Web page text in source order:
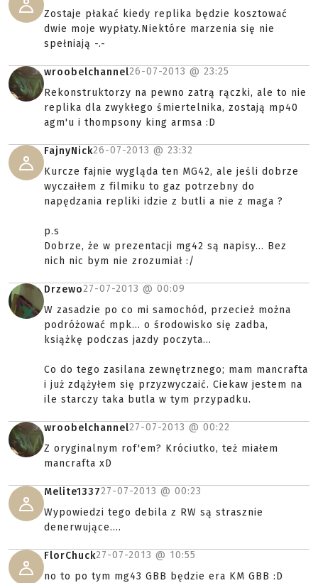
Zostaje płakać kiedy replika będzie kosztować
dwie moje wypłaty.Niektóre marzenia się nie
spełniają -.-
wroobelchannel26-07-2013 @ 23:25
Rekonstruktorzy na pewno zatrą rączki, ale to nie
replika dla zwykłego śmiertelnika, zostają mp40
agm'u i thompsony king armsa :D
FajnyNick26-07-2013 @ 23:32
Kurcze fajnie wygląda ten MG42, ale jeśli dobrze
wyczaiłem z filmiku to gaz potrzebny do
napędzania repliki idzie z butli a nie z maga ?
p.s
Dobrze, że w prezentacji mg42 są napisy... Bez
nich nic bym nie zrozumiał :/
Drzewo27-07-2013 @ 00:09
W zasadzie po co mi samochód, przecież można
podróżować mpk... o środowisko się zadba,
książkę podczas jazdy poczyta...
Co do tego zasilana zewnętrznego; mam mancrafta
i już zdążyłem się przyzwyczaić. Ciekaw jestem na
ile starczy taka butla w tym przypadku.
wroobelchannel27-07-2013 @ 00:22
Z oryginalnym rof'em? Króciutko, też miałem
mancrafta xD
Melite133727-07-2013 @ 00:23
Wypowiedzi tego debila z RW są strasznie
denerwujące....
FlorChuck27-07-2013 @ 10:55
no to po tym mg43 GBB będzie era KM GBB :D